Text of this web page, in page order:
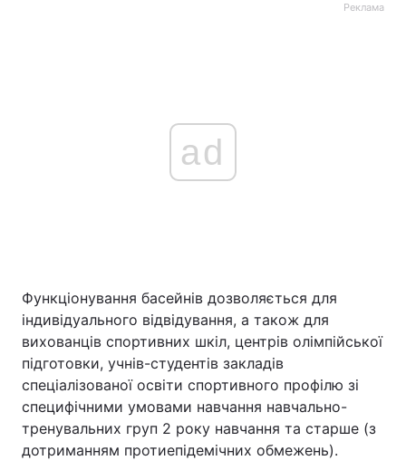
Реклама
ad
Функціонування басейнів дозволяється для
індивідуального відвідування, а також для
вихованців спортивних шкіл, центрів олімпійської
підготовки, учнів-студентів закладів
спеціалізованої освіти спортивного профілю зі
специфічними умовами навчання навчально-
тренувальних груп 2 року навчання та старше (з
дотриманням протиепідемічних обмежень).